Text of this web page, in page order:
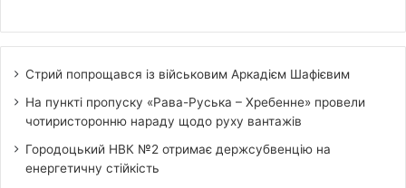
Стрий попрощався із військовим Аркадієм Шафієвим
На пункті пропуску «Рава-Руська – Хребенне» провели
чотиристоронню нараду щодо руху вантажів
Городоцький НВК №2 отримає держсубвенцію на
енергетичну стійкість